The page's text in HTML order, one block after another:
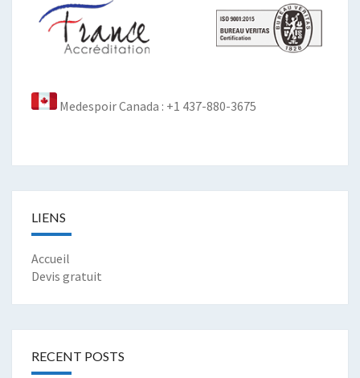
Medespoir Canada : +1 437-880-3675
LIENS
Accueil
Devis gratuit
RECENT POSTS